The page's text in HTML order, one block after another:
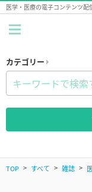
医学・医療の電子コンテンツ配
カテゴリー
TOP すべて 雑誌